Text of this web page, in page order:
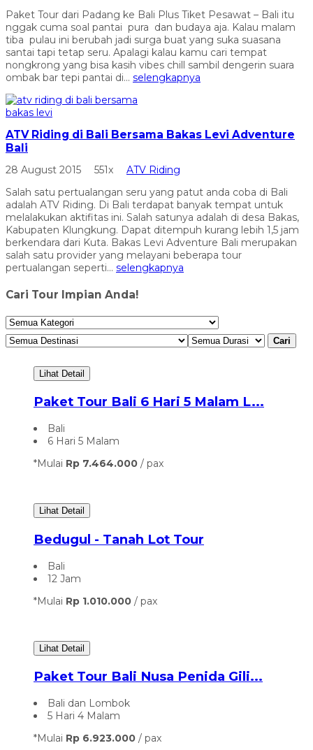
Paket Tour dari Padang ke Bali Plus Tiket Pesawat – Bali itu
nggak cuma soal pantai pura dan budaya aja. Kalau malam
tiba pulau ini berubah jadi surga buat yang suka suasana
santai tapi tetap seru. Apalagi kalau kamu cari tempat
nongkrong yang bisa kasih vibes chill sambil dengerin suara
ombak bar tepi pantai di... selengkapnya
ATV Riding di Bali Bersama Bakas Levi Adventure
Bali
28 August 2015 551x
ATV Riding
Salah satu pertualangan seru yang patut anda coba di Bali
adalah ATV Riding. Di Bali terdapat banyak tempat untuk
melalakukan aktifitas ini. Salah satunya adalah di desa Bakas,
Kabupaten Klungkung. Dapat ditempuh kurang lebih 1,5 jam
berkendara dari Kuta. Bakas Levi Adventure Bali merupakan
salah satu provider yang melayani beberapa tour
pertualangan seperti... selengkapnya
Cari Tour Impian Anda!
Cari
Lihat Detail
Paket Tour Bali 6 Hari 5 Malam L...
Bali
6 Hari 5 Malam
*Mulai Rp 7.464.000 / pax
Lihat Detail
Bedugul - Tanah Lot Tour
Bali
12 Jam
*Mulai Rp 1.010.000 / pax
Lihat Detail
Paket Tour Bali Nusa Penida Gili...
Bali dan Lombok
5 Hari 4 Malam
*Mulai Rp 6.923.000 / pax